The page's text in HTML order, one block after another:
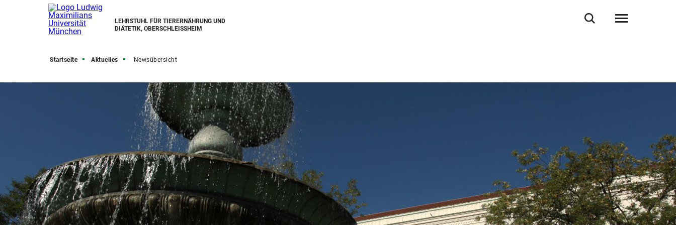
LEHRSTUHL FÜR TIERERNÄHRUNG UND
DIÄTETIK, OBERSCHLEISSHEIM
Startseite Aktuelles Newsübersicht